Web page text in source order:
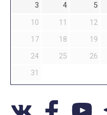
3
4 5
10
11 12
17
18 19
24
25 26
31